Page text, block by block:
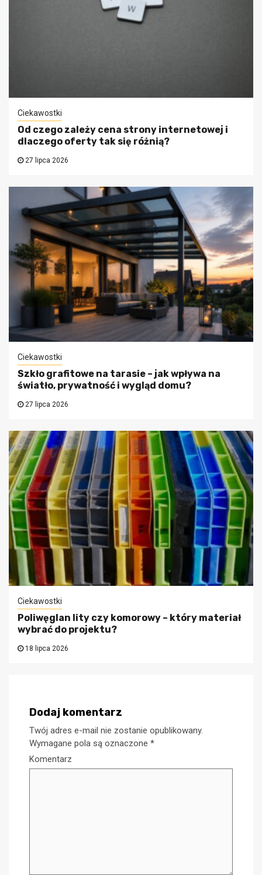
Ciekawostki
Od czego zależy cena strony internetowej i
dlaczego oferty tak się różnią?
27 lipca 2026
Ciekawostki
Szkło grafitowe na tarasie – jak wpływa na
światło, prywatność i wygląd domu?
27 lipca 2026
Ciekawostki
Poliwęglan lity czy komorowy – który materiał
wybrać do projektu?
18 lipca 2026
Dodaj komentarz
Twój adres e-mail nie zostanie opublikowany.
Wymagane pola są oznaczone *
Komentarz